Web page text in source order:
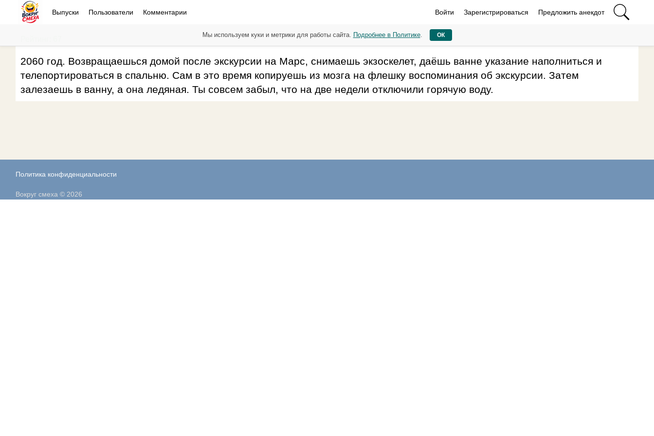
Выпуски Пользователи Комментарии Войти Зарегистрироваться Предложить анекдот
2060 год. Возвращаешься домой после экскурсии на Марс, снимаешь экзоскелет, даёшь ванне указание наполниться и
телепортироваться в спальню. Сам в это время копируешь из мозга на флешку воспоминания об экскурсии. Затем
залезаешь в ванну, а она ледяная. Ты совсем забыл, что на две недели отключили горячую воду.
Политика конфиденциальности
Мы используем куки и метрики для работы сайта. Подробнее в Политике. ОК
Вокруг смеха © 2026